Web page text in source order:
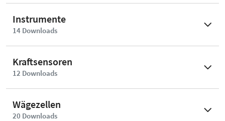
Instrumente
14 Downloads
Kraftsensoren
12 Downloads
Wägezellen
20 Downloads